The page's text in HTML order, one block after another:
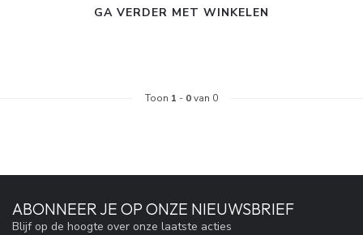
GA VERDER MET WINKELEN
Toon 1 - 0van 0
ABONNEER JE OP ONZE NIEUWSBRIEF
Blijf op de hoogte over onze laatste acties